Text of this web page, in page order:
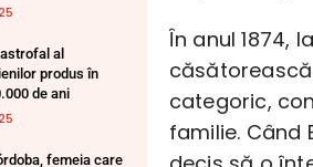
al
produs în
de ani
femeia care
În anul 1874,
categoric,
familie. Când